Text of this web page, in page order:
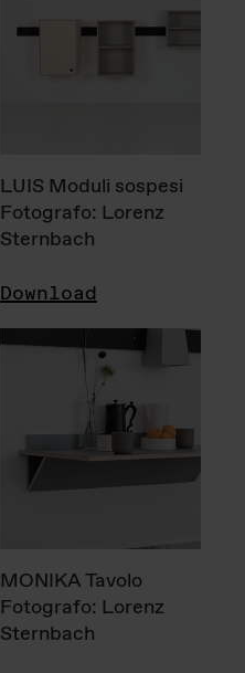
LUIS Moduli sospesi
Fotografo: Lorenz
Sternbach
Download
MONIKA Tavolo
Fotografo: Lorenz
Sternbach